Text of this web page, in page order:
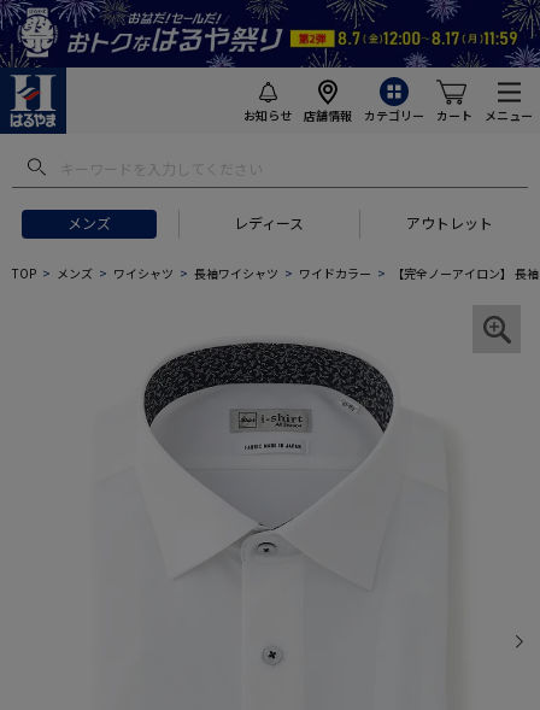
お知らせ 店舗情報 カテゴリー カート メニュー
メンズ レディース アウトレット
TOP メンズ ワイシャツ 長袖ワイシャツ ワイドカラー 【完全ノーアイロン】 長